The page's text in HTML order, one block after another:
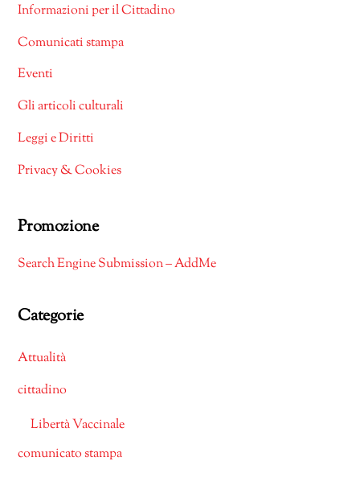
Informazioni per il Cittadino
Comunicati stampa
Eventi
Gli articoli culturali
Leggi e Diritti
Privacy & Cookies
Promozione
Search Engine Submission – AddMe
Categorie
Attualità
cittadino
Libertà Vaccinale
comunicato stampa